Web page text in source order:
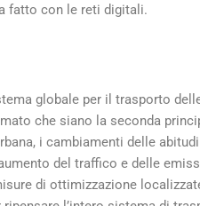
fatto con le reti digitali.
globale per il trasporto
che siano la seconda
i cambiamenti delle
del traffico e delle
di ottimizzazione